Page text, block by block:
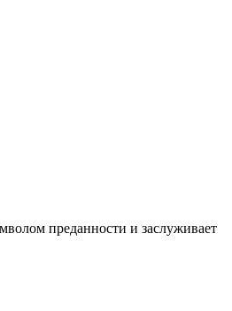
преданности и заслуживает